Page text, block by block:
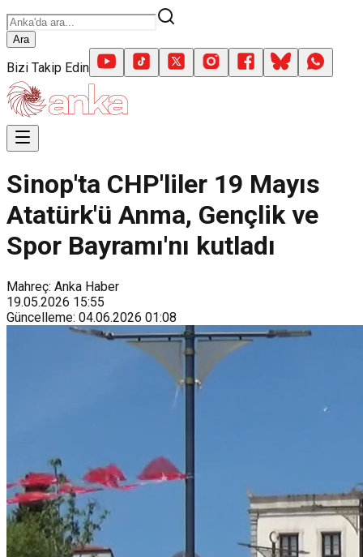
Ara
Bizi Takip Edin
Sinop'ta CHP'liler 19 Mayıs
Atatürk'ü Anma, Gençlik ve
Spor Bayramı'nı kutladı
Mahreç: Anka Haber
19.05.2026 15:55
Güncelleme: 04.06.2026 01:08